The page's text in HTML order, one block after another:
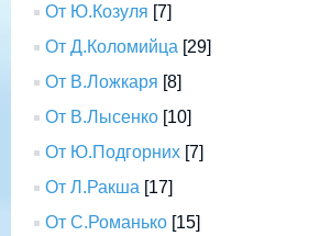
От Ю.Козуля [7]
От Д.Коломийца [29]
От В.Ложкаря [8]
От В.Лысенко [10]
От Ю.Подгорних [7]
От Л.Ракша [17]
От С.Романько [15]